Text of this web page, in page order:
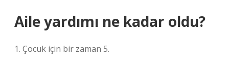
Aile yardımı ne kadar oldu?
1. Çocuk için bir zaman 5.